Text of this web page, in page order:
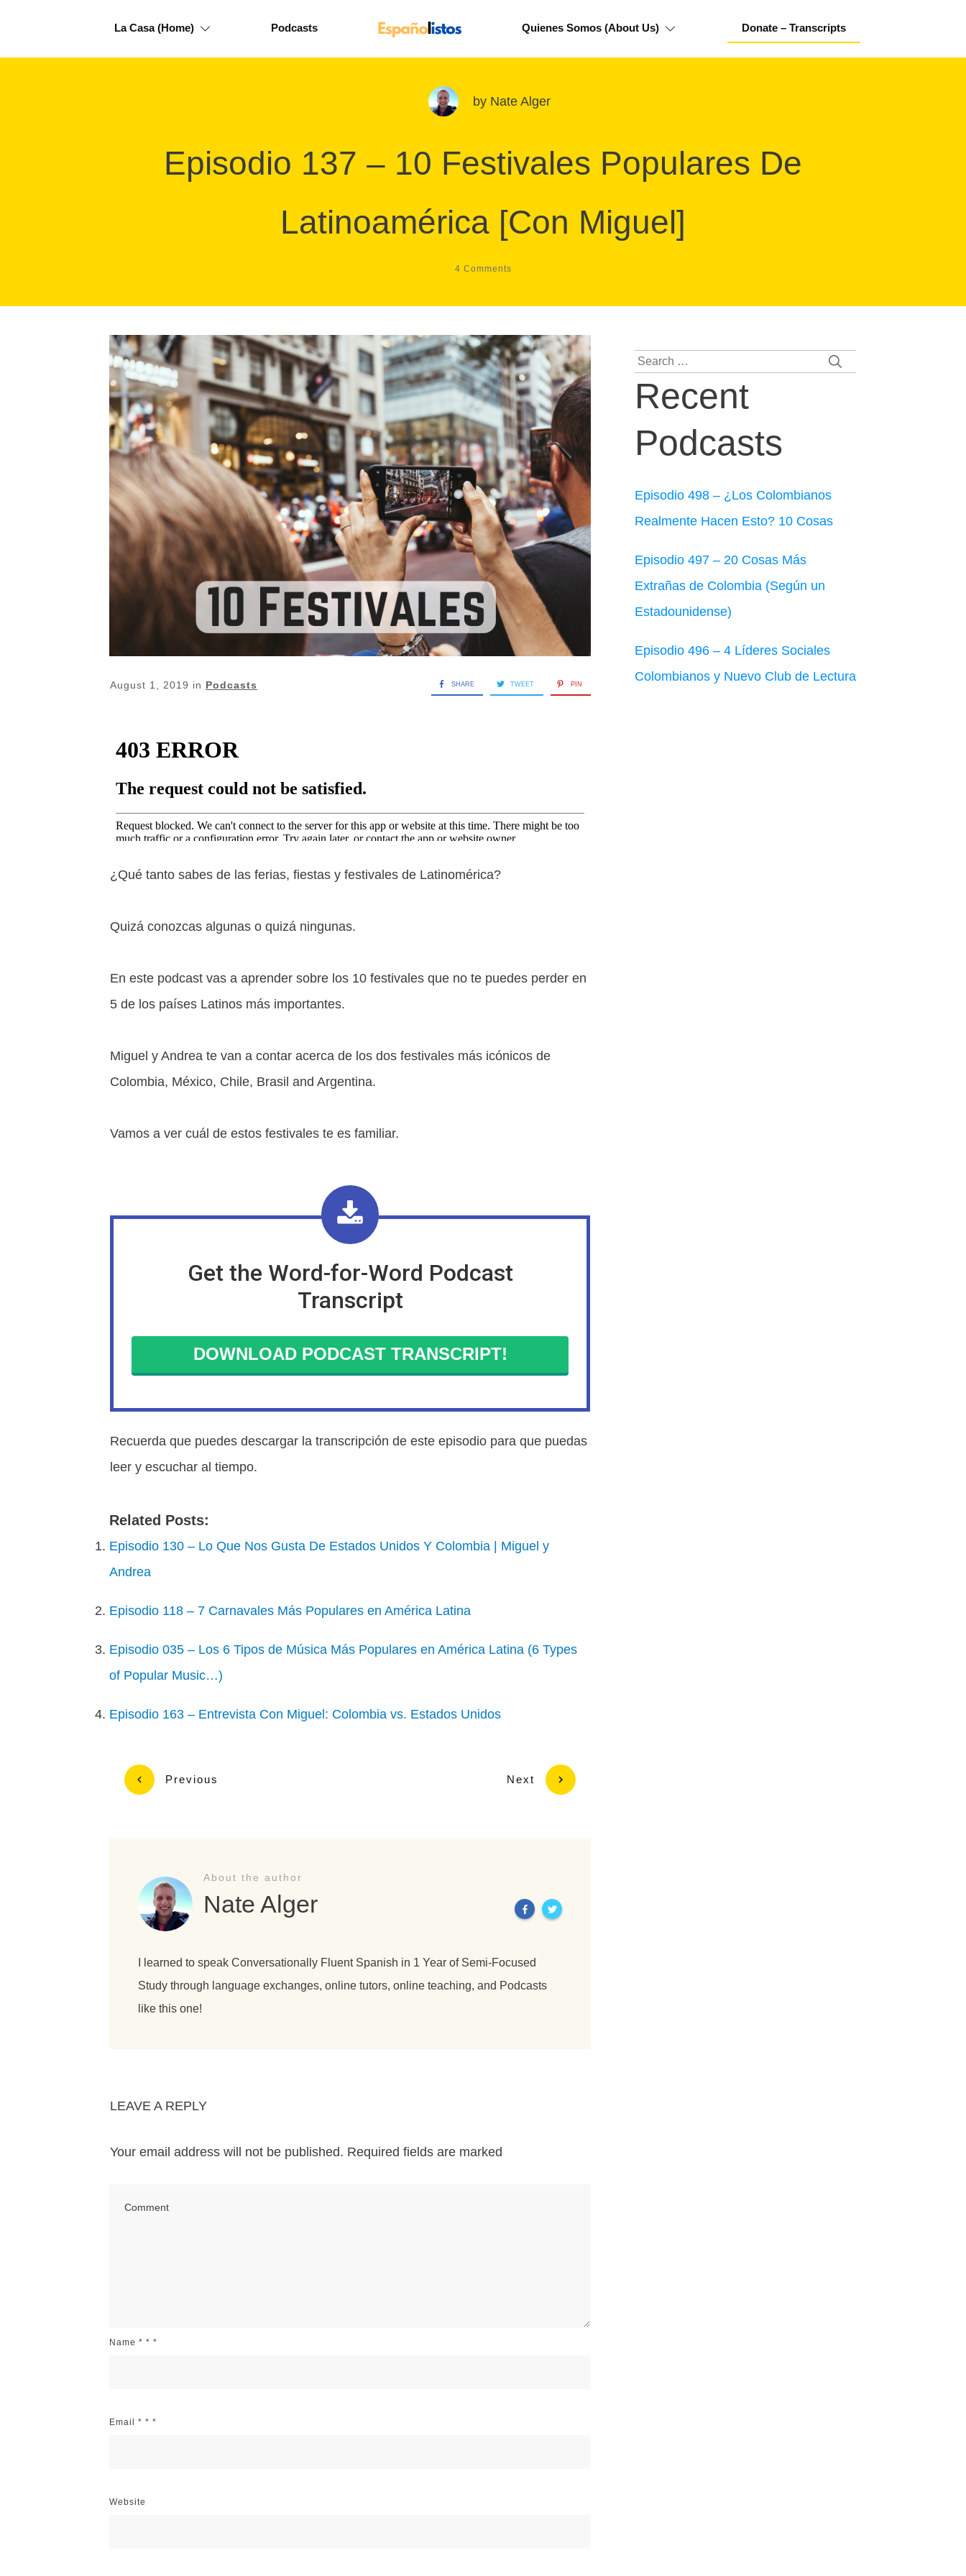
La Casa (Home) Podcasts Quienes Somos (About Us) Donate – Transcripts
by Nate Alger
Episodio 137 – 10 Festivales Populares De
Latinoamérica [Con Miguel]
4 Comments
August 1, 2019 in Podcasts SHARE TWEET PIN
¿Qué tanto sabes de las ferias, fiestas y festivales de Latinomérica?
Quizá conozcas algunas o quizá ningunas.
En este podcast vas a aprender sobre los 10 festivales que no te puedes perder en
5 de los países Latinos más importantes.
Miguel y Andrea te van a contar acerca de los dos festivales más icónicos de
Colombia, México, Chile, Brasil and Argentina.
Vamos a ver cuál de estos festivales te es familiar.
Get the Word-for-Word Podcast
Transcript
DOWNLOAD PODCAST TRANSCRIPT!
Recuerda que puedes descargar la transcripción de este episodio para que puedas
leer y escuchar al tiempo.
Related Posts:
Episodio 130 – Lo Que Nos Gusta De Estados Unidos Y Colombia | Miguel y
Andrea
Episodio 118 – 7 Carnavales Más Populares en América Latina
Episodio 035 – Los 6 Tipos de Música Más Populares en América Latina (6 Types
of Popular Music…)
Episodio 163 – Entrevista Con Miguel: Colombia vs. Estados Unidos
Previous Next
About the author
Nate Alger
I learned to speak Conversationally Fluent Spanish in 1 Year of Semi-Focused
Study through language exchanges, online tutors, online teaching, and Podcasts
like this one!
LEAVE A REPLY
Your email address will not be published. Required fields are marked
Name * * *
Email * * *
Website
Search
for:
Recent
Podcasts
Episodio 498 – ¿Los Colombianos
Realmente Hacen Esto? 10 Cosas
Episodio 497 – 20 Cosas Más
Extrañas de Colombia (Según un
Estadounidense)
Episodio 496 – 4 Líderes Sociales
Colombianos y Nuevo Club de Lectura